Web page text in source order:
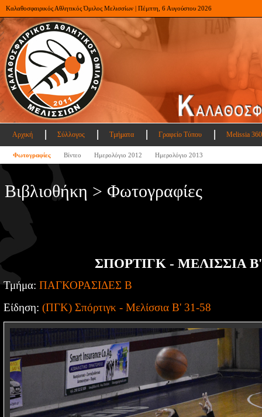
Καλαθοσφαιρικός Αθλητικός Όμιλος Μελισσίων | Πέμπτη, 6 Αυγούστου 2026
Αρχική Σύλλογος Τμήματα Γραφείο Τύπου Melissia
Φωτογραφίες Βίντεο Ημερολόγιο 2012 Ημερολόγιο 2013
Βιβλιοθήκη > Φωτογραφίες
ΣΠΟΡΤΙΓΚ - ΜΕΛΙΣΣΙΑ Β'
Τμήμα: ΠΑΓΚΟΡΑΣΙΔΕΣ Β
Είδηση: (ΠΓΚ) Σπόρτιγκ - Μελίσσια Β' 31-58